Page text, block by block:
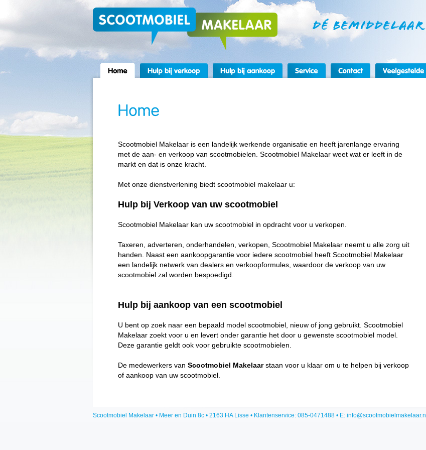
Scootmobiel Makelaar is een landelijk werkende organisatie en heeft jarenlange ervaring
met de aan- en verkoop van scootmobielen. Scootmobiel Makelaar weet wat er leeft in de
markt en dat is onze kracht.
Met onze dienstverlening biedt scootmobiel makelaar u:
Hulp bij Verkoop van uw scootmobiel
Scootmobiel Makelaar kan uw scootmobiel in opdracht voor u verkopen.
Taxeren, adverteren, onderhandelen, verkopen, Scootmobiel Makelaar neemt u alle zorg uit
handen. Naast een aankoopgarantie voor iedere scootmobiel heeft Scootmobiel Makelaar
een landelijk netwerk van dealers en verkoopformules, waardoor de verkoop van uw
scootmobiel zal worden bespoedigd.
Hulp bij aankoop van een scootmobiel
U bent op zoek naar een bepaald model scootmobiel, nieuw of jong gebruikt. Scootmobiel
Makelaar zoekt voor u en levert onder garantie het door u gewenste scootmobiel model.
Deze garantie geldt ook voor gebruikte scootmobielen.
De medewerkers van Scootmobiel Makelaarstaan voor u klaar om u te helpen bij verkoop
of aankoop van uw scootmobiel.
Scootmobiel Makelaar • Meer en Duin 8c • 2163 HA Lisse • Klantenservice: 085-0471488 • E: info@scootmobielmakelaar.nl